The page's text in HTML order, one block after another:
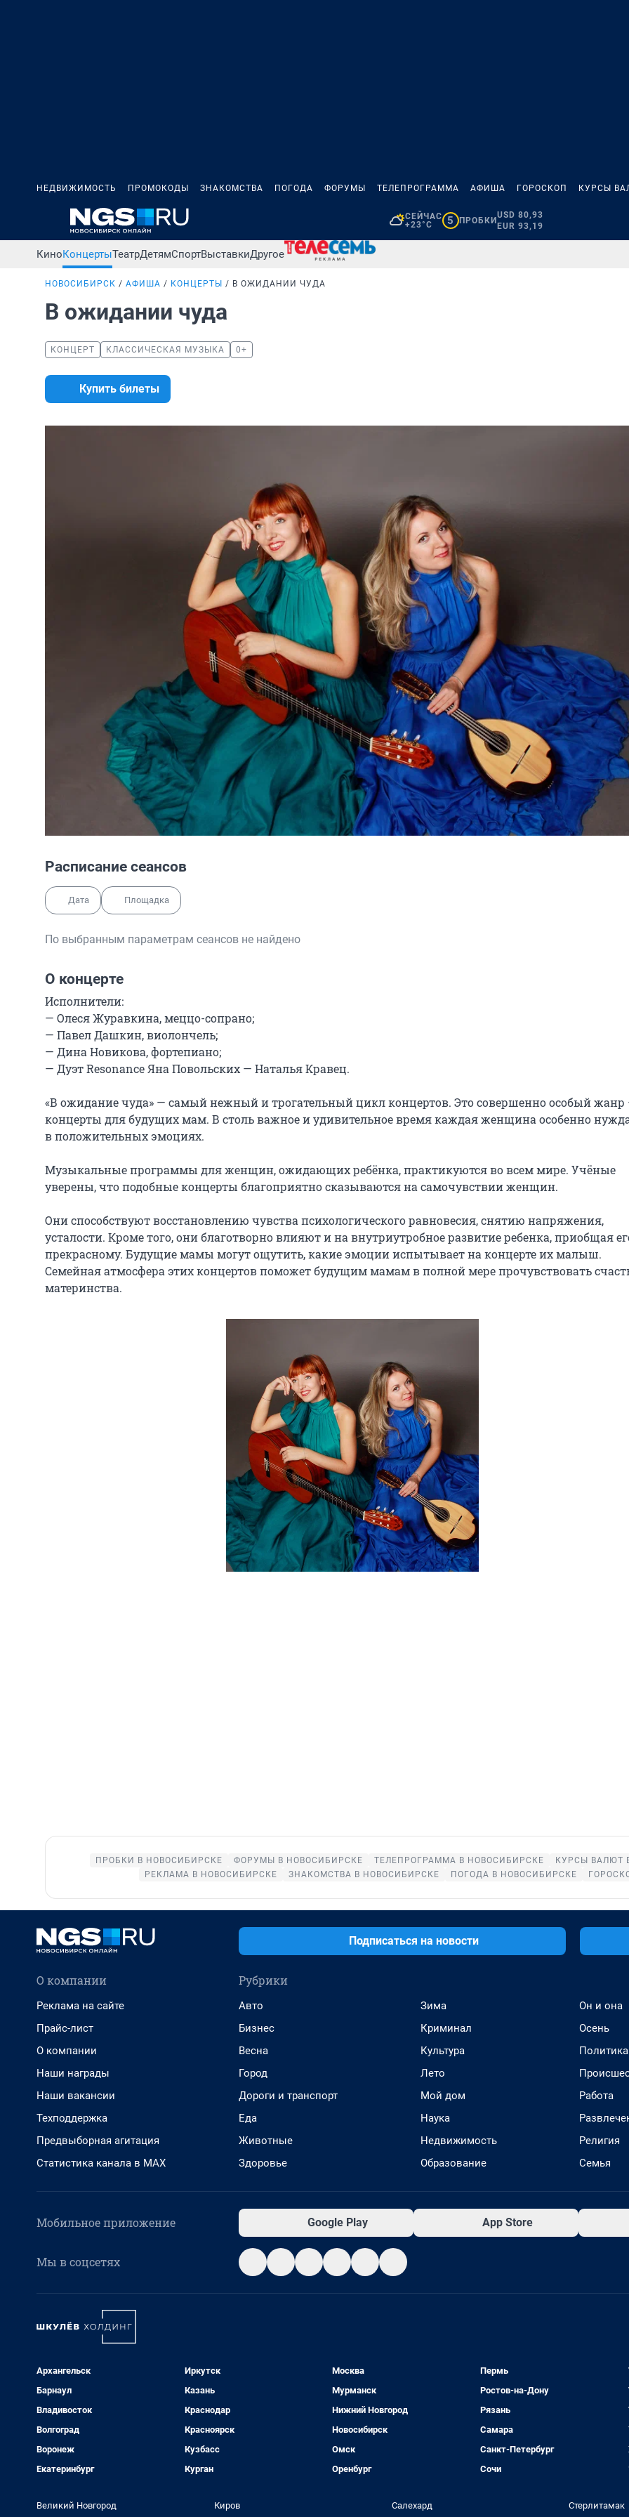
НЕДВИЖИМОСТЬ ПРОМОКОДЫ ЗНАКОМСТВА ПОГОДА ФОРУМЫ ТЕЛЕПРОГРАММА АФИША ГОРОСКОП КУРСЫ
СЕЙЧАС
+23°C
5 ПРОБКИ
USD 80,93
EUR 93,19
КиноКонцертыТеатрДетямСпортВыставкиДругое
НОВОСИБИРСК АФИША КОНЦЕРТЫ В ОЖИДАНИИ ЧУДА
В ожидании чуда
КОНЦЕРТ КЛАССИЧЕСКАЯ МУЗЫКА 0+
Купить билеты
Расписание сеансов
Дата Площадка
По выбранным параметрам сеансов не найдено
О концерте
Исполнители:
— Олеся Журавкина, меццо-сопрано;
— Павел Дашкин, виолончель;
— Дина Новикова, фортепиано;
— Дуэт Resonance Яна Повольских — Наталья Кравец.
«В ожидание чуда» — самый нежный и трогательный цикл концертов. Это совершенно особый жанр
концерты для будущих мам. В столь важное и удивительное время каждая женщина особенно
в положительных эмоциях.
Музыкальные программы для женщин, ожидающих ребёнка, практикуются во всем мире. Учёные
уверены, что подобные концерты благоприятно сказываются на самочувствии женщин.
Они способствуют восстановлению чувства психологического равновесия, снятию напряжения,
усталости. Кроме того, они благотворно влияют и на внутриутробное развитие ребенка, приобщая
прекрасному. Будущие мамы могут ощутить, какие эмоции испытывает на концерте их малыш.
Семейная атмосфера этих концертов поможет будущим мамам в полной мере прочувствовать
материнства.
ПРОБКИ В НОВОСИБИРСКЕ ФОРУМЫ В НОВОСИБИРСКЕ ТЕЛЕПРОГРАММА В НОВОСИБИРСКЕ
КУРСЫ ВАЛЮТ
РЕКЛАМА В НОВОСИБИРСКЕ
ЗНАКОМСТВА В НОВОСИБИРСКЕ ПОГОДА В НОВОСИБИРСКЕ
Подписаться на новости
О компании
Реклама на сайте
Прайс-лист
О компании
Наши награды
Наши вакансии
Техподдержка
Предвыборная агитация
Статистика канала в MAX
Рубрики
Авто
Бизнес
Весна
Город
Дороги и транспорт
Еда
Животные
Здоровье
Зима
Криминал
Культура
Лето
Мой дом
Наука
Недвижимость
Образование
Он и она
Осень
Политика
Работа
Религия
Семья
Мобильное приложение Google Play App Store
Мы в соцсетях
Архангельск
Барнаул
Владивосток
Волгоград
Воронеж
Екатеринбург
Иркутск
Казань
Краснодар
Красноярск
Кузбасс
Курган
Москва
Мурманск
Нижний Новгород
Новосибирск
Омск
Оренбург
Пермь
Ростов-на-Дону
Рязань
Самара
Санкт-Петербург
Сочи
Великий Новгород Киров Салехард Стерлитамак